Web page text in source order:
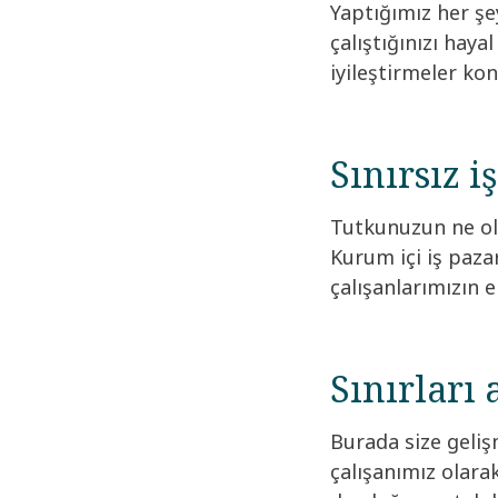
Yaptığımız her
çalıştığınızı
iyileştirmeler
Sınırsız
Tutkunuzun ne
Kurum içi iş
Sınırları
Burada size
çalışanımız